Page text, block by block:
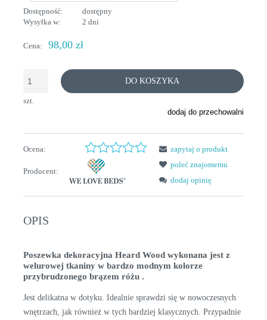
Dostępność:
dostępny
Wysyłka w:
2 dni
Cena: 98,00 zł
szt.
DO KOSZYKA
dodaj do przechowalni
Ocena:
Producent:
zapytaj o produkt
poleć znajomemu
dodaj opinię
OPIS
Poszewka dekoracyjna Heard Wood wykonana jest z
welurowej tkaniny w bardzo modnym kolorze
przybrudzonego brązem różu .
Jest delikatna w dotyku. Idealnie sprawdzi się w nowoczesnych
wnętrzach, jak również w tych bardziej klasycznych. Przypadnie